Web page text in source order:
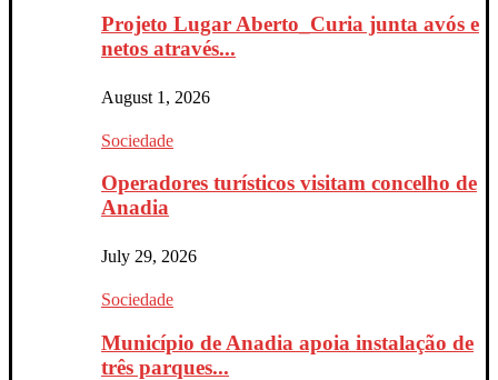
Projeto Lugar Aberto_Curia junta avós e
netos através...
August 1, 2026
Sociedade
Operadores turísticos visitam concelho de
Anadia
July 29, 2026
Sociedade
Município de Anadia apoia instalação de
três parques...